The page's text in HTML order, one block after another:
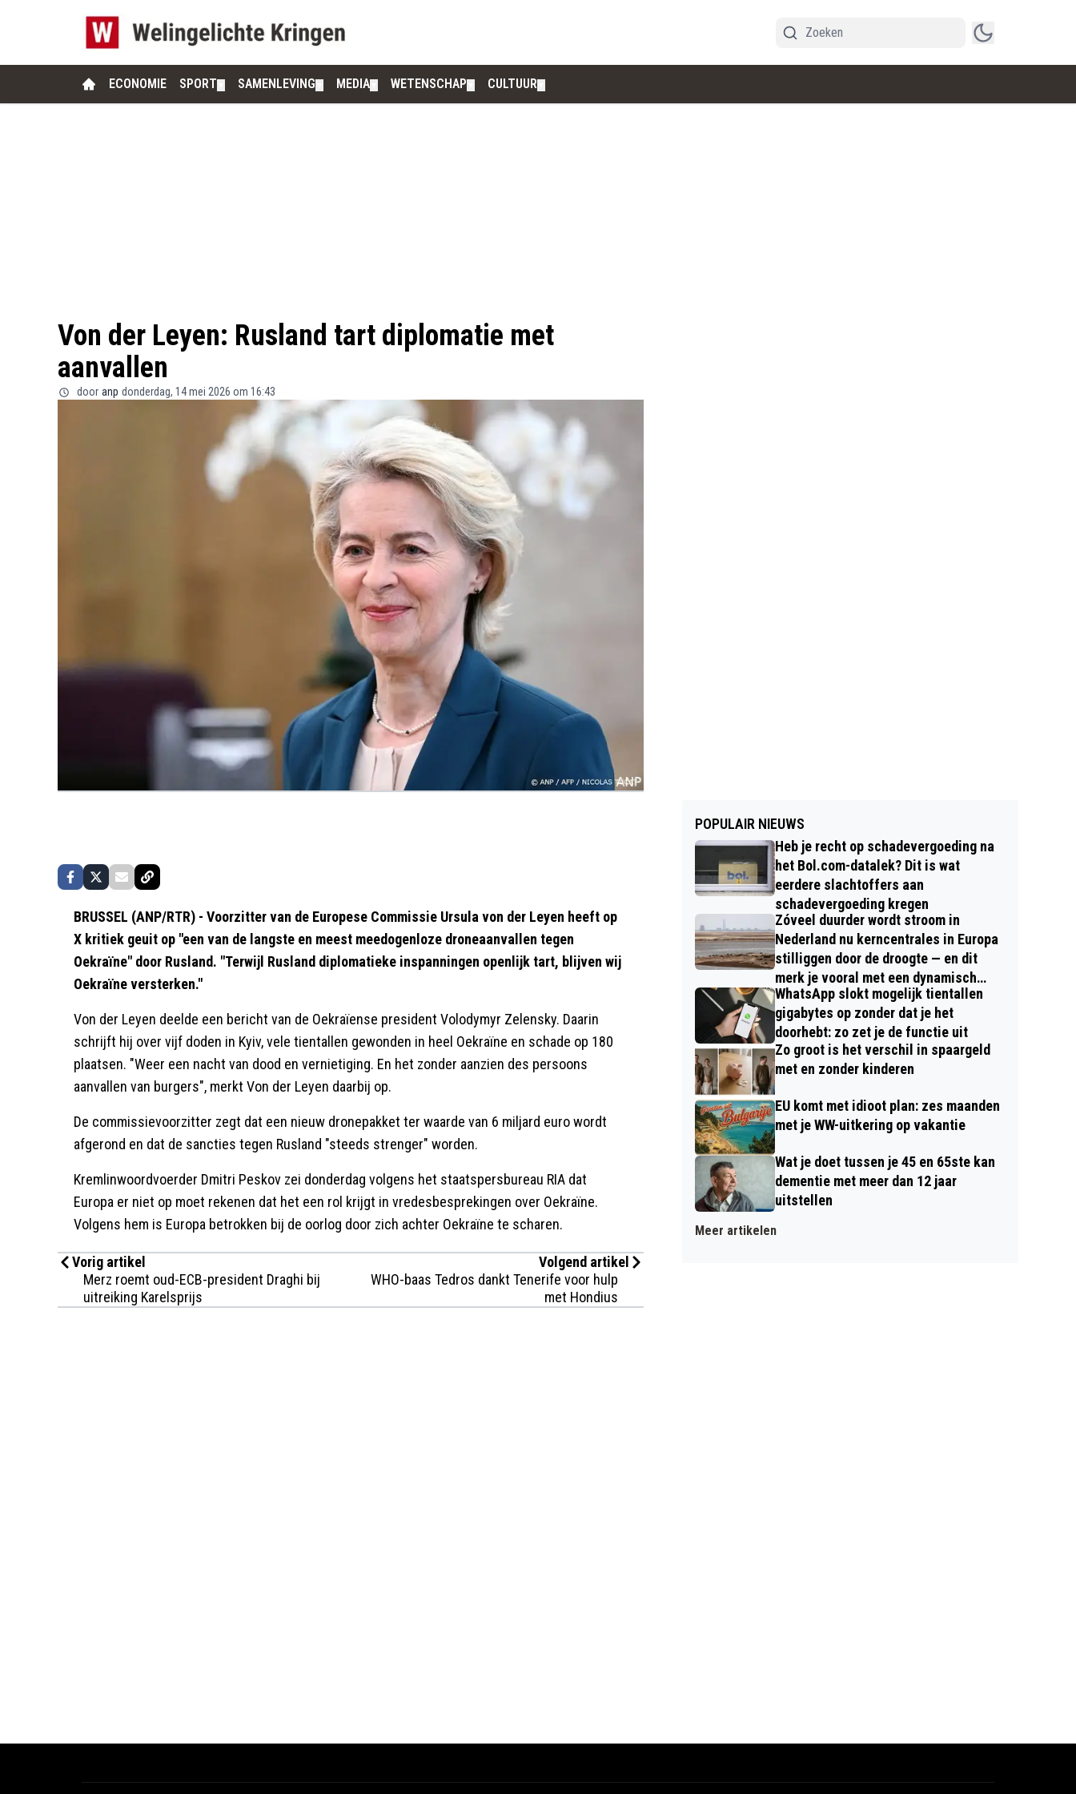
ECONOMIE SPORT SAMENLEVING MEDIA WETENSCHAP CULTUUR
Von der Leyen: Rusland tart diplomatie met
aanvallen
door anp donderdag, 14 mei 2026 om 16:43
BRUSSEL (ANP/RTR) - Voorzitter van de Europese Commissie Ursula von der Leyen heeft op
X kritiek geuit op "een van de langste en meest meedogenloze droneaanvallen tegen
Oekraïne" door Rusland. "Terwijl Rusland diplomatieke inspanningen openlijk tart, blijven wij
Oekraïne versterken."
Von der Leyen deelde een bericht van de Oekraïense president Volodymyr Zelensky. Daarin
schrijft hij over vijf doden in Kyiv, vele tientallen gewonden in heel Oekraïne en schade op 180
plaatsen. "Weer een nacht van dood en vernietiging. En het zonder aanzien des persoons
aanvallen van burgers", merkt Von der Leyen daarbij op.
De commissievoorzitter zegt dat een nieuw dronepakket ter waarde van 6 miljard euro wordt
afgerond en dat de sancties tegen Rusland "steeds strenger" worden.
Kremlinwoordvoerder Dmitri Peskov zei donderdag volgens het staatspersbureau RIA dat
Europa er niet op moet rekenen dat het een rol krijgt in vredesbesprekingen over Oekraïne.
Volgens hem is Europa betrokken bij de oorlog door zich achter Oekraïne te scharen.
Vorig artikel
Merz roemt oud-ECB-president Draghi bij
uitreiking Karelsprijs
Volgend artikel
WHO-baas Tedros dankt Tenerife voor hulp
met Hondius
POPULAIR NIEUWS
Heb je recht op schadevergoeding na
het Bol.com-datalek? Dit is wat
eerdere slachtoffers aan
schadevergoeding kregen
Zóveel duurder wordt stroom in
Nederland nu kerncentrales in Europa
stilliggen door de droogte — en dit
merk je vooral met een dynamisch
contract
WhatsApp slokt mogelijk tientallen
gigabytes op zonder dat je het
doorhebt: zo zet je de functie uit
Zo groot is het verschil in spaargeld
met en zonder kinderen
EU komt met idioot plan: zes maanden
met je WW-uitkering op vakantie
Wat je doet tussen je 45 en 65ste kan
dementie met meer dan 12 jaar
uitstellen
Meer artikelen